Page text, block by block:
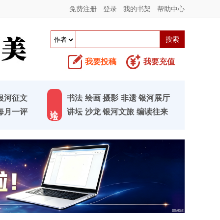
免费注册 登录 我的书架 帮助中心
我要投稿 我要充值
河征文
月一评
书法 绘画 摄影 非遗 银河展厅
讲坛 沙龙 银河文旅 编读往来